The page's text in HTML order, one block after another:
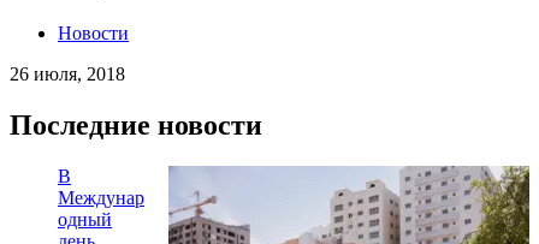
Новости
26 июля, 2018
Последние новости
В
Междунар
одный